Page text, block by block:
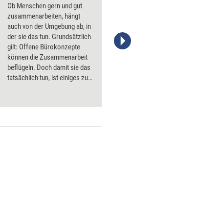
Ob Menschen gern und gut
zusammenarbeiten, hängt
auch von der Umgebung ab, in
der sie das tun. Grundsätzlich
gilt: Offene Bürokonzepte
können die Zusammenarbeit
beflügeln. Doch damit sie das
tatsächlich tun, ist einiges zu
Stefanie Diers/trainerkoffer.de